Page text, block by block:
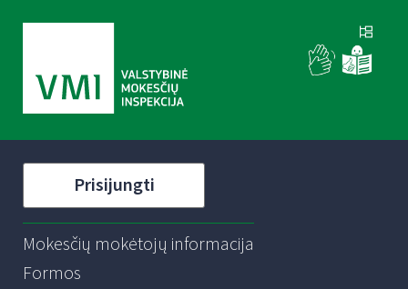
Prisijungti
Mokesčių mokėtojų informacija
Formos